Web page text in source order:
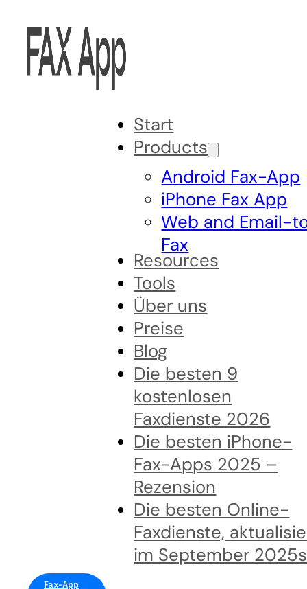
Fax-App
Start
Products
Android Fax-App
iPhone Fax App
Web and Email-
Fax
Resources
Tools
Über uns
Preise
Blog
Die besten 9
kostenlosen
Faxdienste 2026
Die besten iPhone-
Fax-Apps 2025 –
Rezension
Die besten Online-
Faxdienste,
im September 2025s